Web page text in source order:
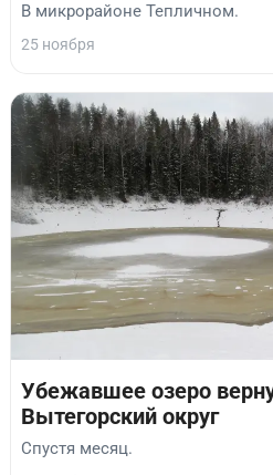
В микрорайоне Тепличном.
25 ноября
Убежавшее озеро
Вытегорский округ
Спустя месяц.